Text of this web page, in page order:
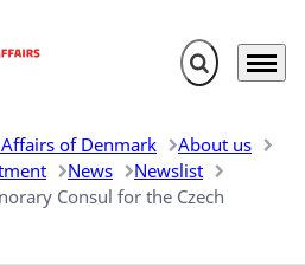
Expand search
Menu
of Denmark
About us
News
Newslist
Consul for the Czech